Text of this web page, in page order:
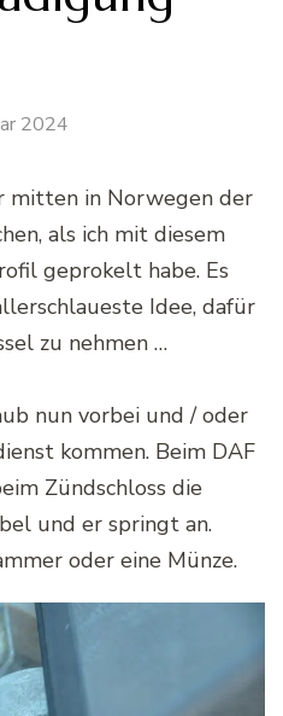
2024
mitten in Norwegen der
als ich mit diesem
geprokelt habe. Es
Idee, dafür
zu nehmen …
nun vorbei und / oder
kommen. Beim DAF
Zündschloss die
und er springt an.
oder eine Münze.